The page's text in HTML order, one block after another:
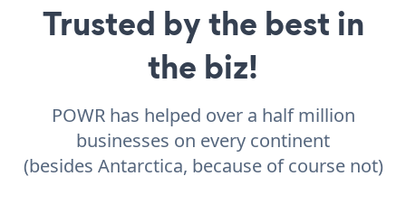
Trusted by the best in
the biz!
POWR has helped over a half million
businesses on every continent
(besides Antarctica, because of course not)